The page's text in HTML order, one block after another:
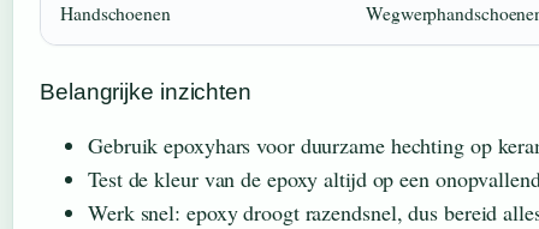
Handschoenen
Belangrijke inzichten
Gebruik epoxyhars voor duurzame hechting op
Test de kleur van de epoxy altijd op een
Werk snel: epoxy droogt razendsnel, dus bereid